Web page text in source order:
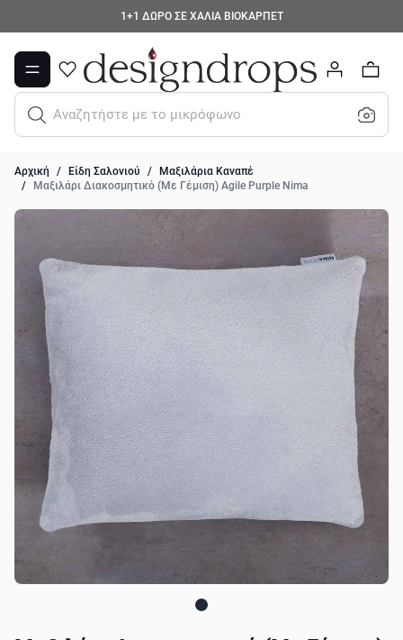
1+1 ΔΩΡΟ ΣΕ ΧΑΛΙΑ ΒΙΟΚΑΡΠΕΤ
Μετάβαση στο περιεχόμενο
0
Αναζητήστε με το μικρόφωνο...
Αρχική / Είδη Σαλονιού /
Μαξιλάρια Καναπέ
/
Μαξιλάρι Διακοσμητικό (Με Γέμιση) Agile Purple Nima